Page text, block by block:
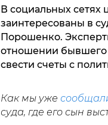
В социальных сетях
заинтересованы в
Порошенко.
отношении бывшего
свести счеты с
Как мы уже
суда, где его сын